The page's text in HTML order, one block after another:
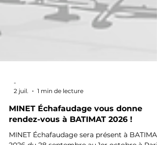
2 juil.
1 min de lecture
MINET Échafaudage vous donne
rendez-vous à BATIMAT 2026 !